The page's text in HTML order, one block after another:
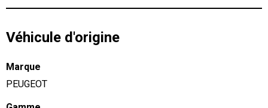
Véhicule d'origine
Marque
PEUGEOT